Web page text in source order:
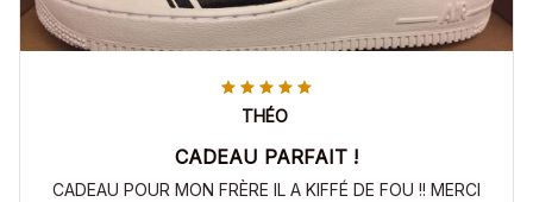
THÉO
CADEAU PARFAIT !
CADEAU POUR MON FRÈRE IL A KIFFÉ DE FOU !! MERCI